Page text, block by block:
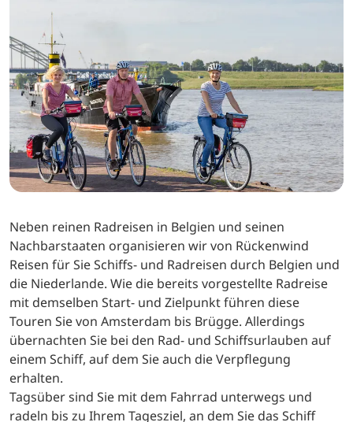
Neben reinen Radreisen in Belgien und seinen
Nachbarstaaten organisieren wir von Rückenwind
Reisen für Sie Schiffs- und Radreisen durch Belgien und
die Niederlande. Wie die bereits vorgestellte Radreise
mit demselben Start- und Zielpunkt führen diese
Touren Sie von Amsterdam bis Brügge. Allerdings
übernachten Sie bei den Rad- und Schiffsurlauben auf
einem Schiff, auf dem Sie auch die Verpflegung
erhalten.
Tagsüber sind Sie mit dem Fahrrad unterwegs und
radeln bis zu Ihrem Tagesziel, an dem Sie das Schiff